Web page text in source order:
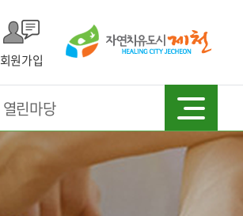
회원가입
열린마당